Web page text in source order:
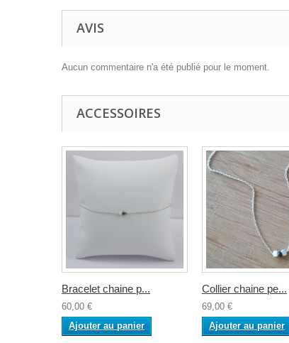
AVIS
Aucun commentaire n'a été publié pour le moment.
ACCESSOIRES
Bracelet chaine p...
60,00 €
Ajouter au panier
Collier chaine pe...
69,00 €
Ajouter au panier